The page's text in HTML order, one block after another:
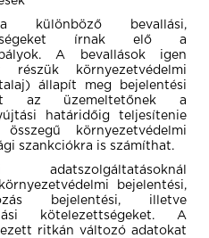
különböző bevallási,
írnak elő a
A bevallások igen
környezetvédelmi
állapít meg bejelentési
az üzemeltetőnek a
határidőig teljesítenie
környezetvédelmi
szankciókra is számíthat.
bejelentési,
bejelentési, illetve
kötelezettségeket. A
ritkán változó adatokat